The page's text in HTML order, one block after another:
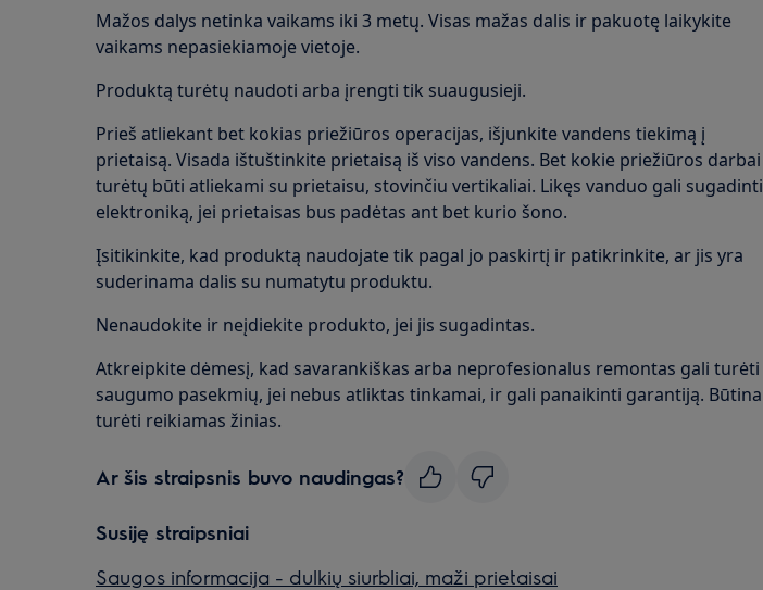
Mažos dalys netinka vaikams iki 3 metų. Visas mažas dalis ir pakuotę laikykite
vaikams nepasiekiamoje vietoje.
Produktą turėtų naudoti arba įrengti tik suaugusieji.
Prieš atliekant bet kokias priežiūros operacijas, išjunkite vandens tiekimą į
prietaisą. Visada ištuštinkite prietaisą iš viso vandens. Bet kokie priežiūros darbai
turėtų būti atliekami su prietaisu, stovinčiu vertikaliai. Likęs vanduo gali sugadinti
elektroniką, jei prietaisas bus padėtas ant bet kurio šono.
Įsitikinkite, kad produktą naudojate tik pagal jo paskirtį ir patikrinkite, ar jis yra
suderinama dalis su numatytu produktu.
Nenaudokite ir neįdiekite produkto, jei jis sugadintas.
Atkreipkite dėmesį, kad savarankiškas arba neprofesionalus remontas gali turėti
saugumo pasekmių, jei nebus atliktas tinkamai, ir gali panaikinti garantiją. Būtina
turėti reikiamas žinias.
Ar šis straipsnis buvo naudingas?
Susiję straipsniai
Saugos informacija - dulkių siurbliai, maži prietaisai